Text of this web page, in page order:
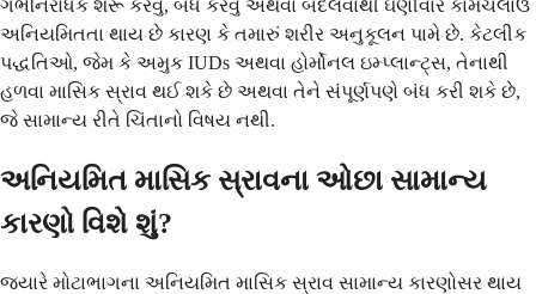
ગર્ભનિરોધક શરૂ કરવું, બંધ કરવું અથવા બદલવાથી ઘણીવાર કામચલાઉ
અનિયમિતતા થાય છે કારણ કે તમારું શરીર અનુકૂલન પામે છે. કેટલીક
પદ્ધતિઓ, જેમ કે અમુક IUDs અથવા હોર્મોનલ ઇમ્પ્લાન્ટ્સ, તેનાથી
હળવા માસિક સ્રાવ થઈ શકે છે અથવા તેને સંપૂર્ણપણે બંધ કરી શકે છે,
જે સામાન્ય રીતે ચિંતાનો વિષય નથી.
અનિયમિત માસિક સ્રાવના ઓછા સામાન્ય
કારણો વિશે શું?
જ્યારે મોટાભાગના અનિયમિત માસિક સ્રાવ સામાન્ય કારણોસર થાય